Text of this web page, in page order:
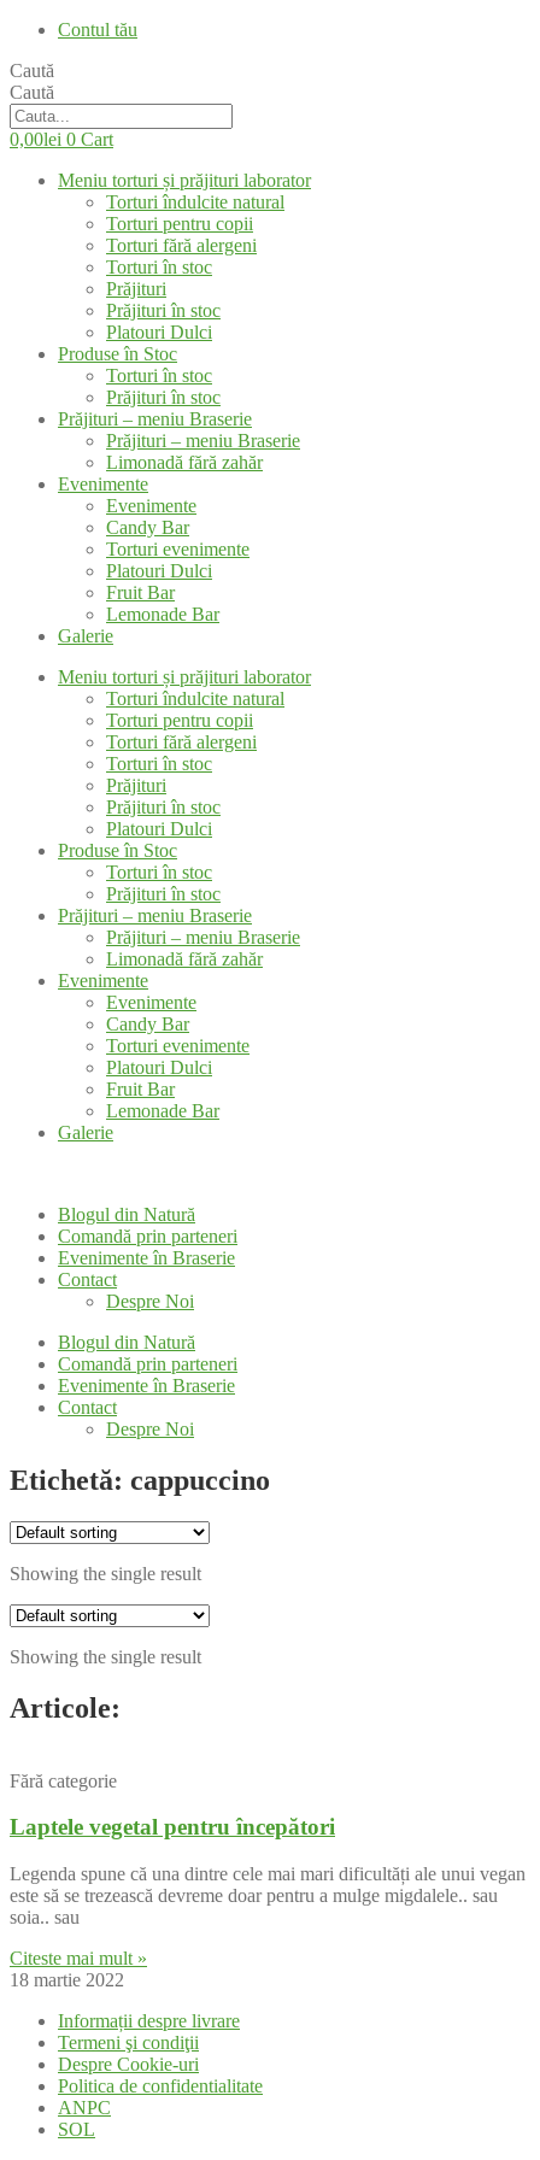
Contul tău
Caută
Caută
0,00lei 0 Cart
Meniu torturi și prăjituri laborator
Torturi îndulcite natural
Torturi pentru copii
Torturi fără alergeni
Torturi în stoc
Prăjituri
Prăjituri în stoc
Platouri Dulci
Produse în Stoc
Torturi în stoc
Prăjituri în stoc
Prăjituri – meniu Braserie
Prăjituri – meniu Braserie
Limonadă fără zahăr
Evenimente
Evenimente
Candy Bar
Torturi evenimente
Platouri Dulci
Fruit Bar
Lemonade Bar
Galerie
Meniu torturi și prăjituri laborator
Torturi îndulcite natural
Torturi pentru copii
Torturi fără alergeni
Torturi în stoc
Prăjituri
Prăjituri în stoc
Platouri Dulci
Produse în Stoc
Torturi în stoc
Prăjituri în stoc
Prăjituri – meniu Braserie
Prăjituri – meniu Braserie
Limonadă fără zahăr
Evenimente
Evenimente
Candy Bar
Torturi evenimente
Platouri Dulci
Fruit Bar
Lemonade Bar
Galerie
Blogul din Natură
Comandă prin parteneri
Evenimente în Braserie
Contact
Despre Noi
Blogul din Natură
Comandă prin parteneri
Evenimente în Braserie
Contact
Despre Noi
Etichetă: cappuccino
Showing the single result
Showing the single result
Articole:
Fără categorie
Laptele vegetal pentru începători
Legenda spune că una dintre cele mai mari dificultăți ale unui vegan
este să se trezească devreme doar pentru a mulge migdalele.. sau
soia.. sau
Citeste mai mult »
18 martie 2022
Informații despre livrare
Termeni şi condiţii
Despre Cookie-uri
Politica de confidentialitate
ANPC
SOL